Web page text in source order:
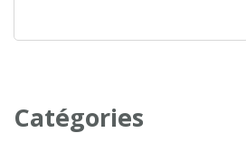
Catégories